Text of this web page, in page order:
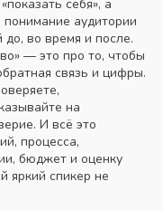
себя», а
понимание аудитории
до, во время и после.
— это про то, чтобы
связь и цифры.
на
И всё это
, процесса,
бюджет и оценку
яркий спикер не